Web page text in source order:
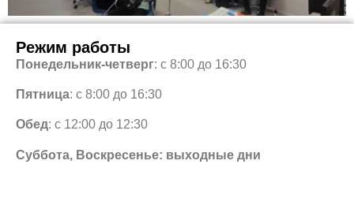
Режим работы
Понедельник-четверг: с 8:00 до 16:30
Пятница: с 8:00 до 16:30
Обед: с 12:00 до 12:30
Суббота, Воскресенье: выходные дни